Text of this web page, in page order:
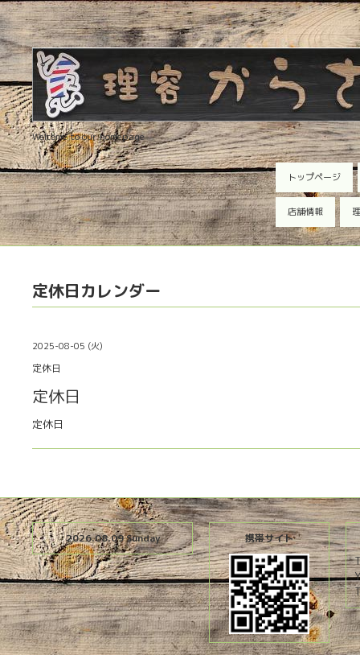
Welcome to our homepage
トップページ
店舗情報
定休日カレンダー
2025-08-05 (火)
定休日
定休日
定休日
2026.08.09 Sunday 携帯サイト